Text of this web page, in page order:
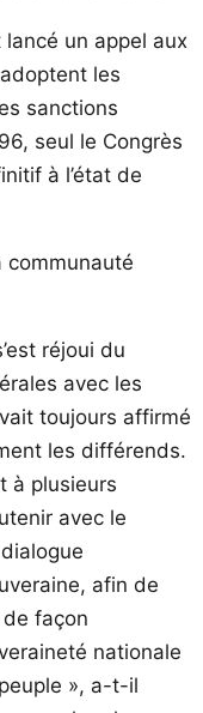
un appel aux
les
sanctions
seul le Congrès
à l’état de
communauté
réjoui du
avec les
toujours affirmé
les différends.
à plusieurs
avec le
afin de
façon
nationale
», a-t-il